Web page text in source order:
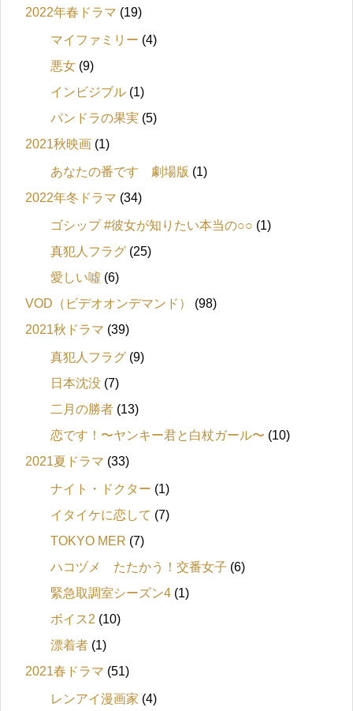
2022年春ドラマ (19)
マイファミリー (4)
悪女 (9)
インビジブル (1)
パンドラの果実 (5)
2021秋映画 (1)
あなたの番です 劇場版 (1)
2022年冬ドラマ (34)
ゴシップ #彼女が知りたい本当の○○ (1)
真犯人フラグ (25)
愛しい噓 (6)
VOD（ビデオオンデマンド）
(98)
2021秋ドラマ (39)
真犯人フラグ (9)
日本沈没 (7)
二月の勝者 (13)
恋です！〜ヤンキー君と白杖ガール〜 (10)
2021夏ドラマ (33)
ナイト・ドクター (1)
イタイケに恋して (7)
TOKYO MER (7)
ハコヅメ たたかう！交番女子 (6)
緊急取調室シーズン4 (1)
ボイス2 (10)
漂着者 (1)
2021春ドラマ (51)
レンアイ漫画家 (4)